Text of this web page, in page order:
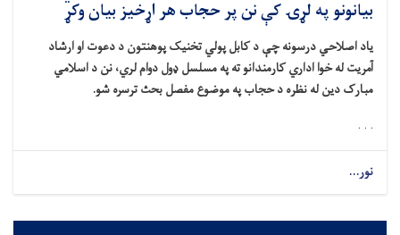
بیانونو په لړۍ کې نن پر حجاب هر اړخیز بیان وکړ
یاد اصلاحي درسونه چې د کابل پولي ‌تخنیک پوهنتون د دعوت او ارشاد
آمریت له خوا اداري کارمندانو ته په مسلسل ډول دوام لري، نن د اسلامي
مبارک دین له نظره د حجاب په موضوع مفصل بحث ترسره شو.
. . .
نور...